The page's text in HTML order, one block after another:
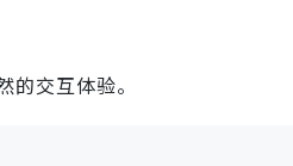
交互体验。